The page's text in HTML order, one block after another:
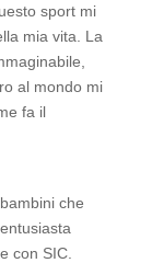
sport mi
mia vita. La
al mondo mi
fa il
che
con SIC.